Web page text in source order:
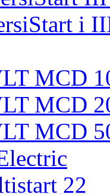
i
MCD
MCD
MCD
22